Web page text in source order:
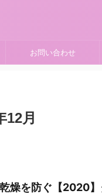
お問い合わせ
12月
燥を防ぐ【2020